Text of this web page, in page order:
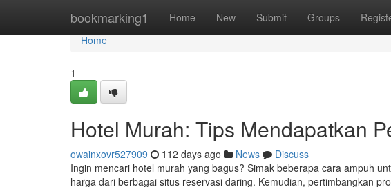
bookmarking1 Home New Submit Groups
Home
Home
1
Hotel Murah: Tips Mendapatkan
owainxovr527909 112 days ago News
Discuss
Ingin mencari hotel murah yang bagus? Simak beberapa cara ampuh
harga dari berbagai situs reservasi daring. Kemudian, pertimbangkan